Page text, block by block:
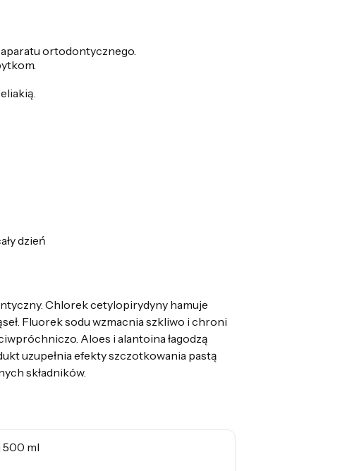
ortodontycznego.
dzień
Chlorek cetylopirydyny hamuje
Fluorek sodu wzmacnia szkliwo i chroni
Aloes i alantoina łagodzą
uzupełnia efekty szczotkowania pastą
składników.
500 ml